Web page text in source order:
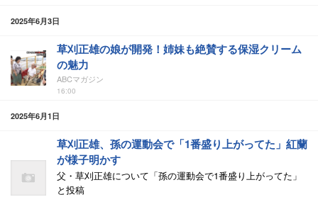
2025年6月3日
草刈正雄の娘が開発！姉妹も絶賛する保湿クリーム
の魅力
ABCマガジン
16:00
2025年6月1日
草刈正雄、孫の運動会で「1番盛り上がってた」紅蘭
が様子明かす
父・草刈正雄について「孫の運動会で1番盛り上がってた」
と投稿